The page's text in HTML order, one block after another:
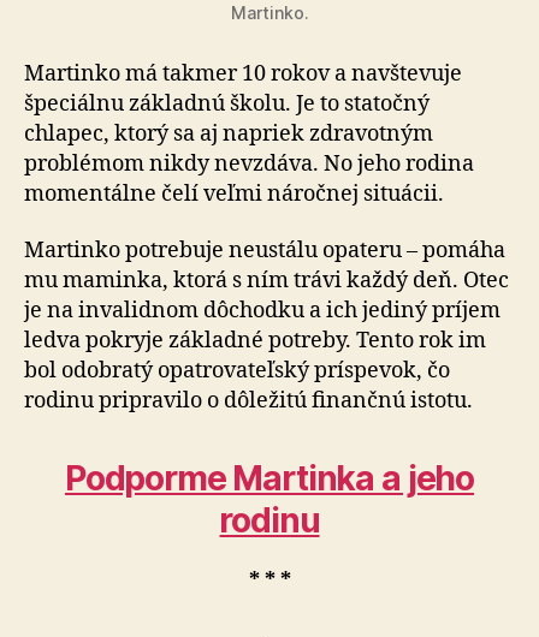
Martinko.
Martinko má takmer 10 rokov a navštevuje
špeciálnu základnú školu. Je to statočný
chlapec, ktorý sa aj napriek zdravotným
problémom nikdy nevzdáva. No jeho rodina
momentálne čelí veľmi náročnej situácii.
Martinko potrebuje neustálu opateru – pomáha
mu ma­min­ka, ktorá s ním trávi každý deň. Otec
je na in­va­lid­nom dôchodku a ich jediný príjem
ledva pokryje základné potreby. Tento rok im
bol odobratý opatrovateľský príspevok, čo
rodinu pripravilo o dôležitú finančnú istotu.
Podporme Martinka a jeho
rodinu
* * *